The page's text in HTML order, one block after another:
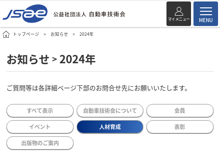
マイメニュー MENU
トップページ お知らせ 2024年
お知らせ > 2024年
ご質問等は各詳細ページ下部のお問合せ先にお願いいたします。
すべて表示 自動車技術会について 会員
イベント 人材育成 表彰
出版物のご案内